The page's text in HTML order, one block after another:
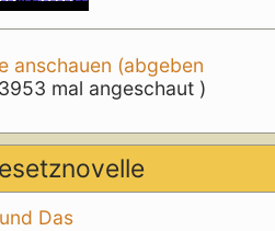
anschauen (abgeben
mal angeschaut )
Das